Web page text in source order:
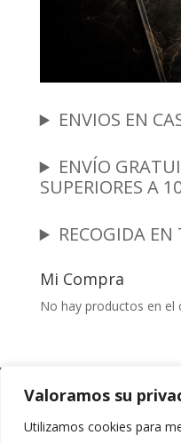
Valoramos su
Utilizamos cookies para
ENVIOS EN
ENVÍO
SUPERIORES A
RECOGIDA
Mi Compra
No hay productos en el
Garantia y
Política de